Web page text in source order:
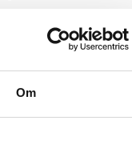
Om
att använda